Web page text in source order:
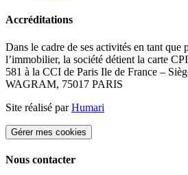
Accréditations
Dans le cadre de ses activités en tant que
l’immobilier, la société détient la carte
581 à la CCI de Paris Ile de France –
WAGRAM, 75017 PARIS
Site réalisé parHumari
Gérer mes cookies
Nous contacter